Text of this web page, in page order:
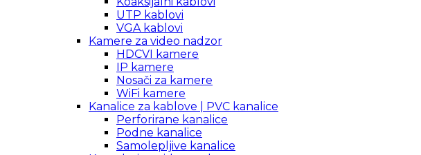
UTP kablovi
VGA kablovi
Kamere za video nadzor
HDCVI kamere
IP kamere
Nosači za kamere
WiFi kamere
Kanalice za kablove | PVC kanalice
Perforirane kanalice
Podne kanalice
Samolepljive kanalice